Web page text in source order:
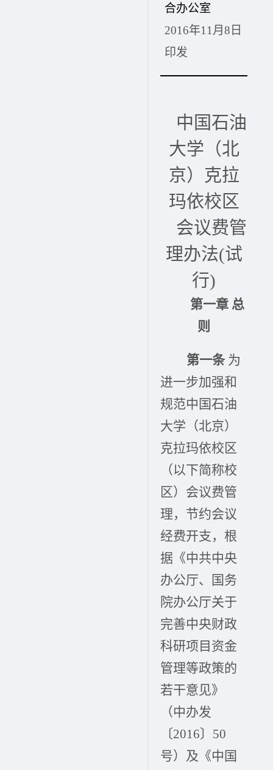
合办公室
2016年11月8日
印发
中国石油
大学（北
京）克拉
玛依校区
会议费管
理办法(试
行)
第一章 总
则
第一条为
进一步加强和
规范中国石油
大学（北京）
克拉玛依校区
（以下简称校
区）会议费管
理，节约会议
经费开支，根
据《中共中央
办公厅、国务
院办公厅关于
完善中央财政
科研项目资金
管理等政策的
若干意见》
（中办发
〔2016〕50
号）及《中国